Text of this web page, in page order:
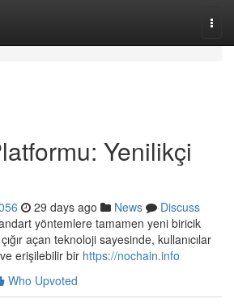
Yenilikçi
29 days ago News
Discuss
yöntemlere tamamen yeni biricik
çığır açan teknoloji sayesinde, kullanıcılar
erişilebilir bir https://nochain.info
Who Upvoted